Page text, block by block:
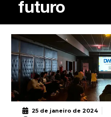
futuro
25 de janeiro de 2024